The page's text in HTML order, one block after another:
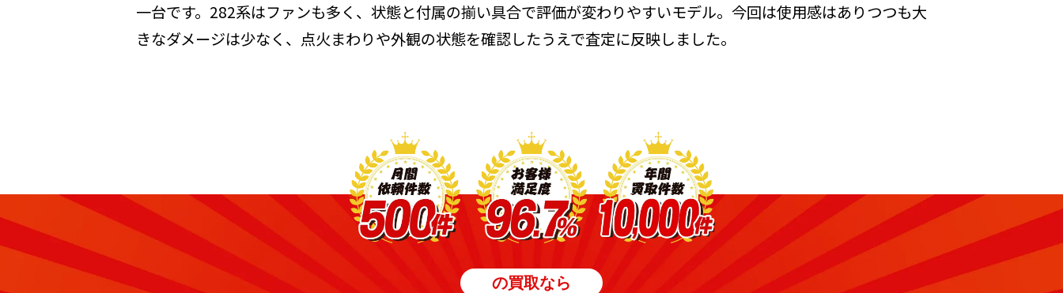
一台です。282系はファンも多く、状態と付属の揃い具合で評価が変わりやすいモデル。今回は使用感はありつつも大
きなダメージは少なく、点火まわりや外観の状態を確認したうえで査定に反映しました。
の買取なら